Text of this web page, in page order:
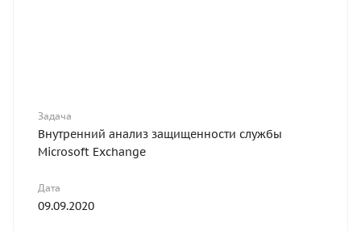
Задача
Внутренний анализ защищенности службы
Microsoft Exchange
Дата
09.09.2020